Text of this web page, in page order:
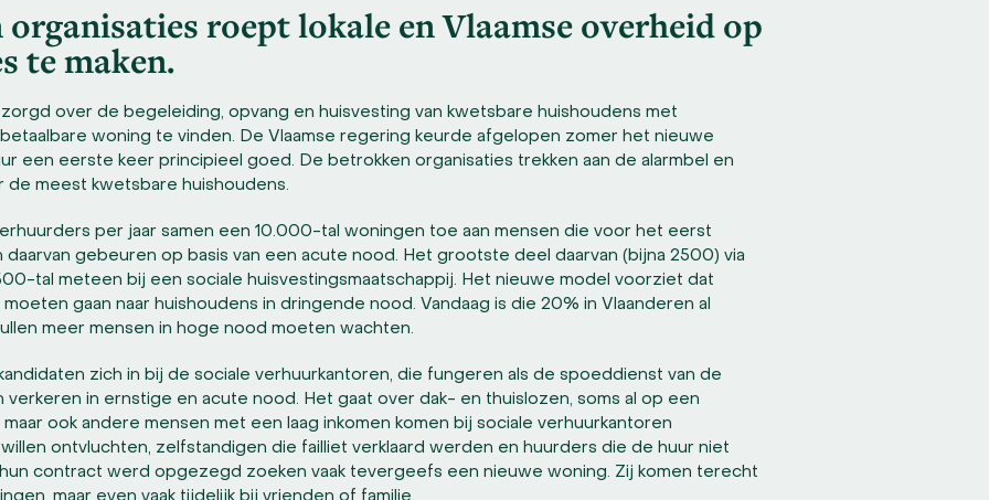
roept lokale en Vlaamse overheid op
te maken.
over de begeleiding, opvang en huisvesting van kwetsbare huishoudens met
woning te vinden. De Vlaamse regering keurde afgelopen zomer het nieuwe
een eerste keer principieel goed. De betrokken organisaties trekken aan de alarmbel en
meest kwetsbare huishoudens.
per jaar samen een 10.000-tal woningen toe aan mensen die voor het eerst
gebeuren op basis van een acute nood. Het grootste deel daarvan (bijna 2500) via
tal meteen bij een sociale huisvestingsmaatschappij. Het nieuwe model voorziet dat
gaan naar huishoudens in dringende nood. Vandaag is die 20% in Vlaanderen al
meer mensen in hoge nood moeten wachten.
zich in bij de sociale verhuurkantoren, die fungeren als de spoeddienst van de
verkeren in ernstige en acute nood. Het gaat over dak- en thuislozen, soms al op een
ook andere mensen met een laag inkomen komen bij sociale verhuurkantoren
ontvluchten, zelfstandigen die failliet verklaard werden en huurders die de huur niet
contract werd opgezegd zoeken vaak tevergeefs een nieuwe woning. Zij komen terecht
maar even vaak tijdelijk bij vrienden of familie.